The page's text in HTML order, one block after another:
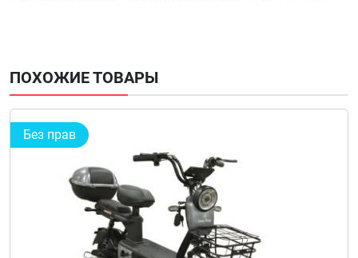
ПОХОЖИЕ ТОВАРЫ
Без прав